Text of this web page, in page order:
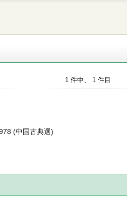
1 件中、 1 件目
(中国古典選)